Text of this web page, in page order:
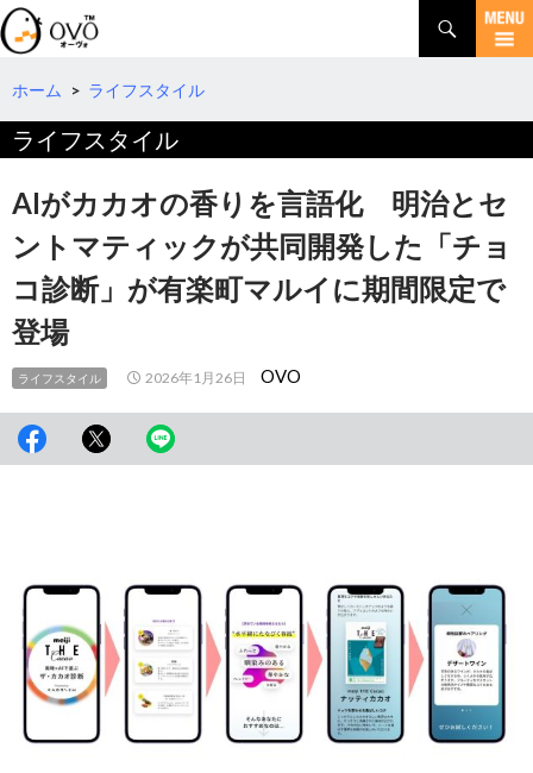
検
索
コ
テ
ツ
へ
動
ホーム > ライフスタイル
ライフスタイル
AIがカカオの香りを言語化 明治とセ
ントマティックが共同開発した「チョ
コ診断」が有楽町マルイに期間限定で
登場
ライフスタイル 2026年1月26日 OVO